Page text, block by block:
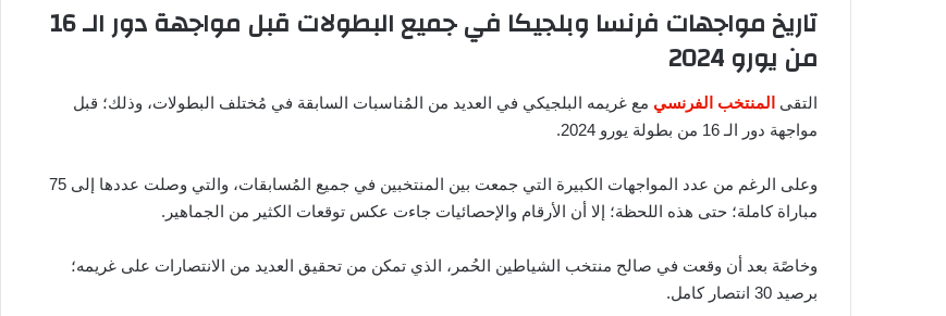
تاريخ مواجهات فرنسا وبلجيكا في جميع البطولات قبل مواجهة دور الـ 16
من يورو 2024
التقى المنتخب الفرنسي مع غريمه البلجيكي في العديد من المُناسبات السابقة في مُختلف البطولات، وذلك؛ قبل
مواجهة دور الـ 16 من بطولة يورو 2024.
وعلى الرغم من عدد المواجهات الكبيرة التي جمعت بين المنتخبين في جميع المُسابقات، والتي وصلت عددها إلى 75
مباراة كاملة؛ حتى هذه اللحظة؛ إلا أن الأرقام والإحصائيات جاءت عكس توقعات الكثير من الجماهير.
وخاصًة بعد أن وقعت في صالح منتخب الشياطين الحُمر، الذي تمكن من تحقيق العديد من الانتصارات على غريمه؛
برصيد 30 انتصار كامل.